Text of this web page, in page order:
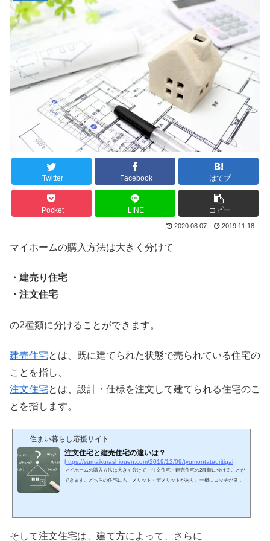
Twitter Facebook はてブ
Pocket LINE コピー
2020.08.07 2019.11.18
マイホームの購入方法は大きく分けて
・建売り住宅
・注文住宅
の2種類に分けることができます。
建売住宅とは、既に建てられた状態で売られている住宅の
ことを指し、
注文住宅とは、設計・仕様を注文して建てられる住宅のこ
とを指します。
住まい暮らし応援サイト
注文住宅と建売住宅の違いは？
https://sumaikurashiouen.com/2019/12/09/tyumontateuritigai
マイホームの購入方法は大きく分けて・注文住宅・建売住宅の2種類に分けることが
できます。どちらの住宅にも、メリット・デメリットがあり、一概にコッチが良
るため、好きな場所に理想のマイホームを建てることができ...
そして注文住宅は、建て方によって、さらに